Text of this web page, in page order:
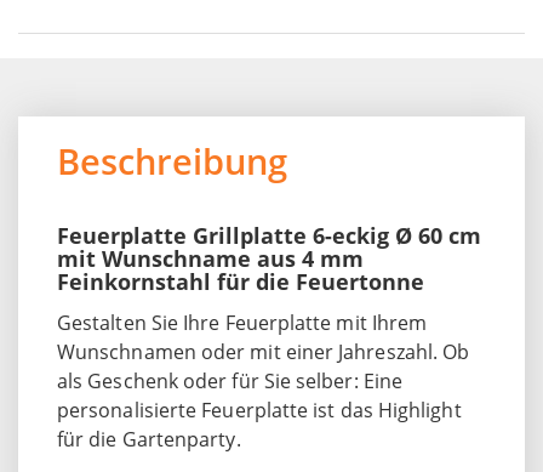
Beschreibung
Feuerplatte Grillplatte 6-eckig Ø 60 cm
mit Wunschname aus 4 mm
Feinkornstahl für die Feuertonne
Gestalten Sie Ihre Feuerplatte mit Ihrem
Wunschnamen oder mit einer Jahreszahl. Ob
als Geschenk oder für Sie selber: Eine
personalisierte Feuerplatte ist das Highlight
für die Gartenparty.